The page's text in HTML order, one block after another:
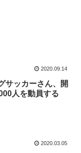
2020.09.14
サッカーさん、開
人を動員する
2020.03.05